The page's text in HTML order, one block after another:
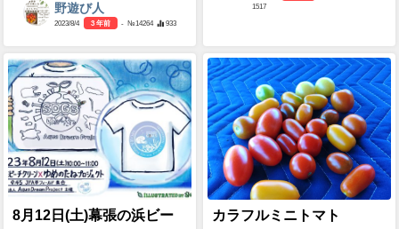
野遊び人
2023/8/4 3 年前 - №14264 933
1517
8月12日(土)幕張の浜ビー
カラフルミニトマト